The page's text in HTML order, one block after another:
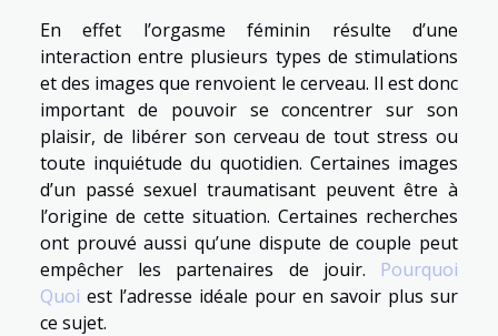
En effet l’orgasme féminin résulte d’une
interaction entre plusieurs types de stimulations
et des images que renvoient le cerveau. Il est donc
important de pouvoir se concentrer sur son
plaisir, de libérer son cerveau de tout stress ou
toute inquiétude du quotidien. Certaines images
d’un passé sexuel traumatisant peuvent être à
l’origine de cette situation. Certaines recherches
ont prouvé aussi qu’une dispute de couple peut
empêcher les partenaires de jouir. Pourquoi
Quoi est l’adresse idéale pour en savoir plus sur
ce sujet.